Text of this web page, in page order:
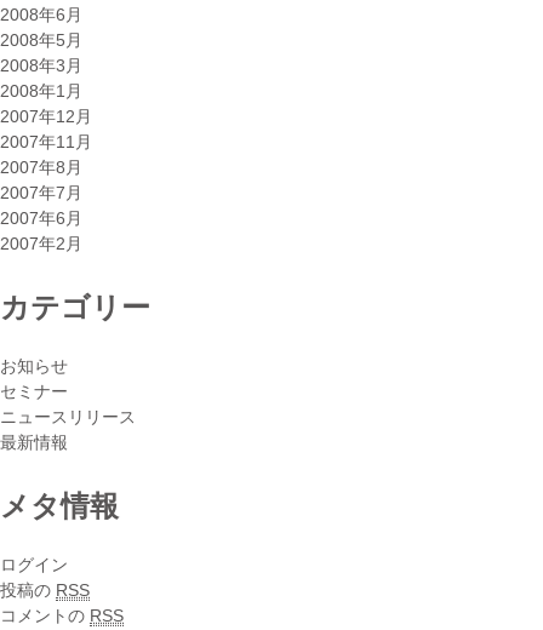
2008年6月
2008年5月
2008年3月
2008年1月
2007年12月
2007年11月
2007年8月
2007年7月
2007年6月
2007年2月
カテゴリー
お知らせ
セミナー
ニュースリリース
最新情報
メタ情報
ログイン
投稿の RSS
コメントの RSS